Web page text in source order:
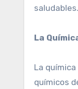
saludables.
La
La
químicos